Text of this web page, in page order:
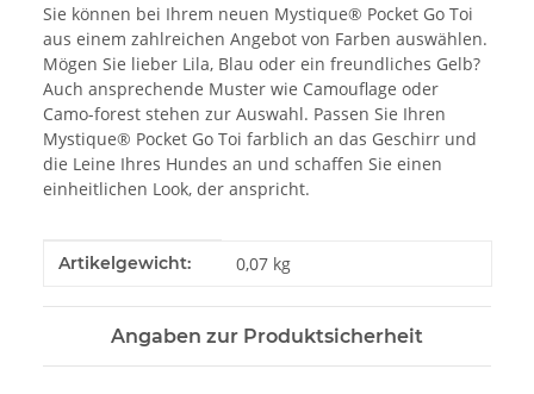
Sie können bei Ihrem neuen Mystique® Pocket Go Toi
aus einem zahlreichen Angebot von Farben auswählen.
Mögen Sie lieber Lila, Blau oder ein freundliches Gelb?
Auch ansprechende Muster wie Camouflage oder
Camo-forest stehen zur Auswahl. Passen Sie Ihren
Mystique® Pocket Go Toi farblich an das Geschirr und
die Leine Ihres Hundes an und schaffen Sie einen
einheitlichen Look, der anspricht.
Produkteigenschaft
Wert
Artikelgewicht: 0,07 kg
Angaben zur Produktsicherheit